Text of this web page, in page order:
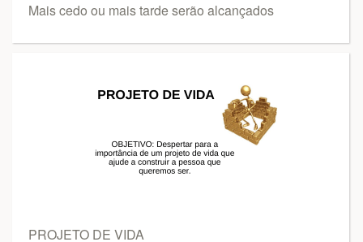
Mais cedo ou mais tarde serão alcançados
PROJETO DE VIDA